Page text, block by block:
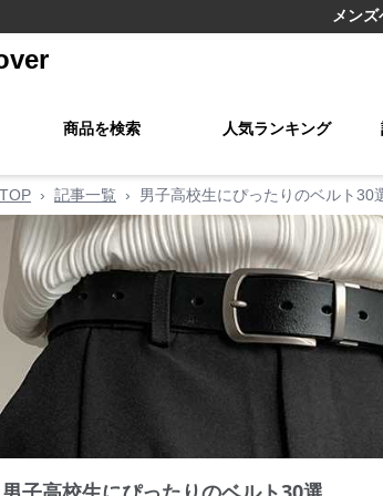
メンズ
商品を検索 人気ランキング
› 記事一覧 › 男子高校生にぴったりのベルト30